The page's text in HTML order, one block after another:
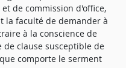
de commission d'office,
la faculté de demander à
à la conscience de
de clause susceptible de
comporte le serment